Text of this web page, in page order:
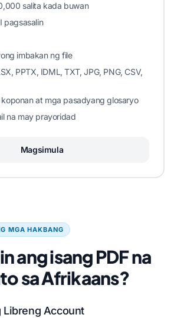
salita kada buwan
pagsasalin
imbakan ng file
PPTX, IDML, TXT, JPG, PNG, CSV,
at mga pasadyang glosaryo
na may prayoridad
Magsimula
MGA HAKBANG
ang isang PDF na
sa Afrikaans?
Libreng Account